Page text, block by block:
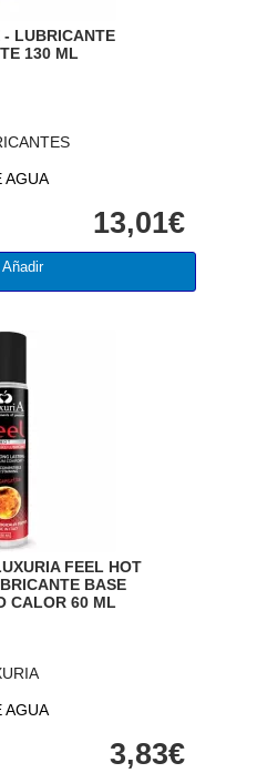
- LUBRICANTE
130 ML
AGUA
13,01€
Añadir
FEEL HOT
BASE
CALOR 60 ML
AGUA
3,83€